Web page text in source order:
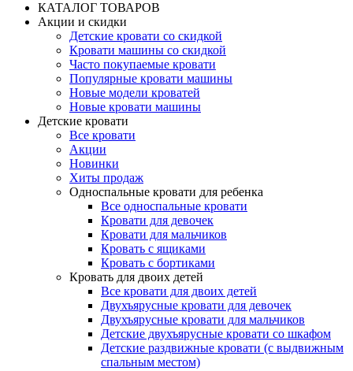
КАТАЛОГ ТОВАРОВ
Акции и скидки
Детские кровати со скидкой
Кровати машины со скидкой
Часто покупаемые кровати
Популярные кровати машины
Новые модели кроватей
Новые кровати машины
Детские кровати
Все кровати
Акции
Новинки
Хиты продаж
Односпальные кровати для ребенка
Все односпальные кровати
Кровати для девочек
Кровати для мальчиков
Кровать с ящиками
Кровать с бортиками
Кровать для двоих детей
Все кровати для двоих детей
Двухъярусные кровати для девочек
Двухъярусные кровати для мальчиков
Детские двухъярусные кровати со шкафом
Детские раздвижные кровати (с выдвижным
спальным местом)